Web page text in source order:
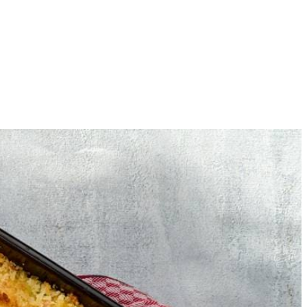
op de verpakking in een ruime pan, maar dan 1 minuut
al roerend, 2 min. mee. Schenk er een klein scheutje van de
breng op smaak met peper en eventueel zout.